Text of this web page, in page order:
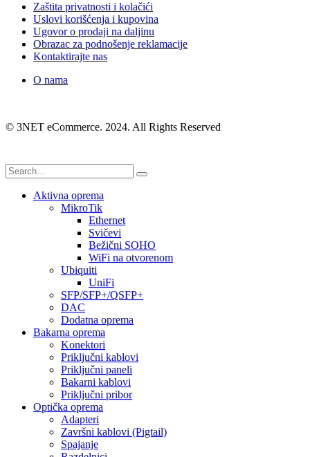
Zaštita privatnosti i kolačići
Uslovi korišćenja i kupovina
Ugovor o prodaji na daljinu
Obrazac za podnošenje reklamacije
Kontaktirajte nas
O nama
© 3NET eCommerce. 2024. All Rights Reserved
Aktivna oprema
MikroTik
Ethernet
Svičevi
Bežični SOHO
WiFi na otvorenom
Ubiquiti
UniFi
SFP/SFP+/QSFP+
DAC
Dodatna oprema
Bakarna oprema
Konektori
Priključni kablovi
Priključni paneli
Bakarni kablovi
Priključni pribor
Optička oprema
Adapteri
Završni kablovi (Pigtail)
Spajanje